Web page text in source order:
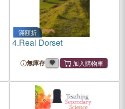
滿額折
4.Real Dorset
無庫存